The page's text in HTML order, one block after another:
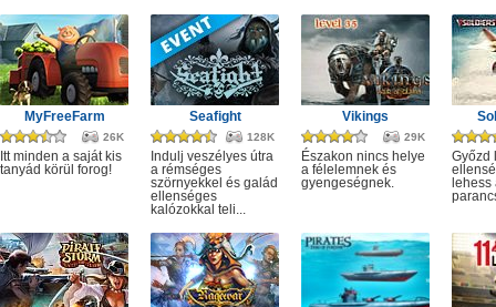
MyFreeFarm
26K
Itt minden a saját kis
tanyád körül forog!
Seafight
128K
Indulj veszélyes útra
a rémséges
szörnyekkel és galád
ellenséges
kalózokkal teli...
Vikings
29K
Északon nincs helye
a félelemnek és
gyengeségnek.
Győzd